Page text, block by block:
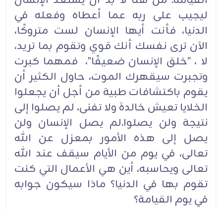
ليجيب على ربه عما أعطاه وفعله في
الدنيا، فأنت أيها الإنسان لست متروكًا،
الآن ترى نفسك أنك قوي وتقوم بما تريد،
لا ، "خلق الإنسان ضعيفًا"، فمهما كبرت
وتجبرت سيقهرك الموت، حاول الكثير أن
يقوم باكتشافات طبية من أجل أن يجعلوا
الخلايا تعيش خالدة ولا تفنى، لم يصلوا إلى
نتيجة ولن يصلوا.لم يصل الإنسان ولن
يصل إلى هذه الأمور بمعزل عن الله
تعالى، في يوم من الأيام سيقف عند الله
تعالى ويحاسبه، أين هي الأعمال التي كنت
تقوم بها في الدنيا؟ ماذا سيكون جوابه
في يوم القيامة؟